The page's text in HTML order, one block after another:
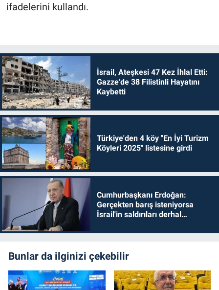
ifadelerini kullandı.
İsrail, Ateşkesi 47 Kez İhlal Etti:
Gazze’de 38 Filistinli Hayatını
Kaybetti
Türkiye'den 4 köy "En İyi Turizm
Köyleri 2025" listesine girdi
Cumhurbaşkanı Erdoğan:
Gerçekten barış isteniyorsa
İsrail'in saldırıları derhal
Bunlar da ilginizi çekebilir